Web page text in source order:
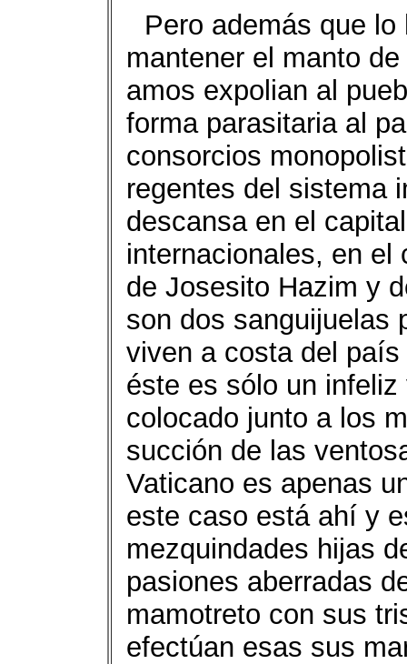
Pero además que
mantener el manto
amos expolian al
forma parasitaria al
consorcios
regentes del sistema
descansa en el
internacionales, en el
de Josesito Hazim y
son dos sanguijuelas
viven a costa del
éste es sólo un
colocado junto a los
succión de las
Vaticano es apenas
este caso está ahí y
mezquindades hijas
pasiones aberradas
mamotreto con sus
efectúan esas sus